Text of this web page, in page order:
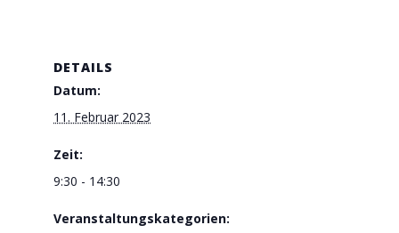
DETAILS
Datum:
11. Februar 2023
Zeit:
9:30 - 14:30
Veranstaltungskategorien: